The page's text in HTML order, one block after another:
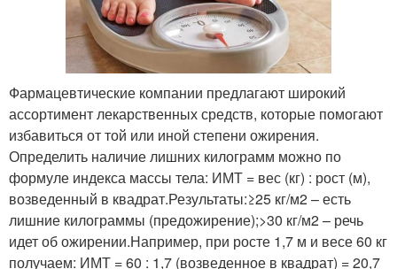
Фармацевтические компании предлагают широкий
ассортимент лекарственных средств, которые помогают
избавиться от той или иной степени ожирения.
Определить наличие лишних килограмм можно по
формуле индекса массы тела: ИМТ = вес (кг) : рост (м),
возведенный в квадрат.Результаты:≥25 кг/м2 – есть
лишние килограммы (предожирение);>30 кг/м2 – речь
идет об ожирении.Например, при росте 1,7 м и весе 60 кг
получаем: ИМТ = 60 : 1,7 (возведенное в квадрат) = 20,7